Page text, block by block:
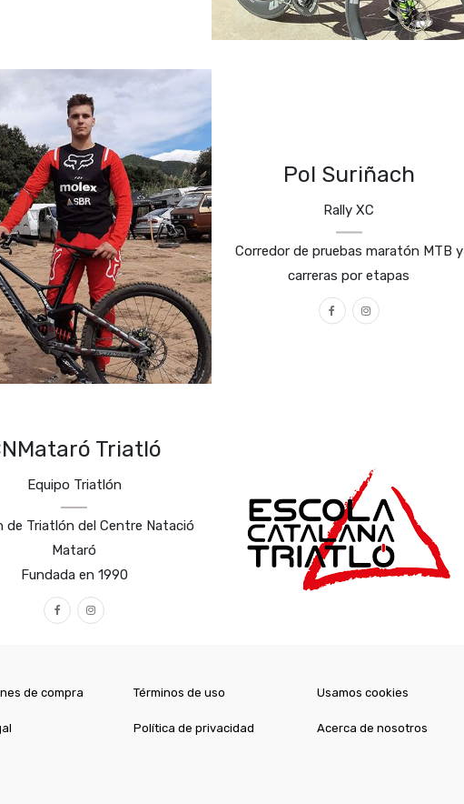
Pol Suriñach
Rally XC
Corredor de pruebas maratón MTB y
carreras por etapas
Triatló
Equipo Triatlón
de Triatlón del Centre Natació
Mataró
Fundada en 1990
de compra Términos de uso
Política de privacidad
Usamos cookies
Acerca de nosotros